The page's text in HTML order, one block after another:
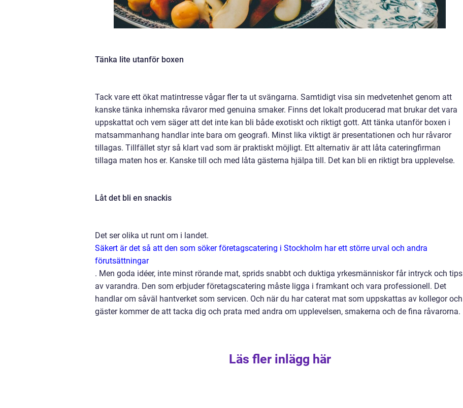
Tänka lite utanför boxen
Tack vare ett ökat matintresse vågar fler ta ut svängarna. Samtidigt visa sin medvetenhet genom att
kanske tänka inhemska råvaror med genuina smaker. Finns det lokalt producerad mat brukar det vara
uppskattat och vem säger att det inte kan bli både exotiskt och riktigt gott. Att tänka utanför boxen i
matsammanhang handlar inte bara om geografi. Minst lika viktigt är presentationen och hur råvaror
tillagas. Tillfället styr så klart vad som är praktiskt möjligt. Ett alternativ är att låta cateringfirman
tillaga maten hos er. Kanske till och med låta gästerna hjälpa till. Det kan bli en riktigt bra upplevelse.
Låt det bli en snackis
Det ser olika ut runt om i landet.
Säkert är det så att den som söker företagscatering i Stockholm har ett större urval och andra
förutsättningar
. Men goda idéer, inte minst rörande mat, sprids snabbt och duktiga yrkesmänniskor får intryck och tips
av varandra. Den som erbjuder företagscatering måste ligga i framkant och vara professionell. Det
handlar om såväl hantverket som servicen. Och när du har caterat mat som uppskattas av kollegor och
gäster kommer de att tacka dig och prata med andra om upplevelsen, smakerna och de fina råvarorna.
Läs fler inlägg här